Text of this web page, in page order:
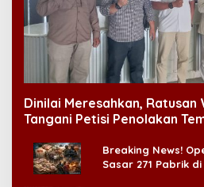
Dinilai Meresahkan, Ratusan
Tangani Petisi Penolakan
Breaking News!
Sasar 271 Pabrik